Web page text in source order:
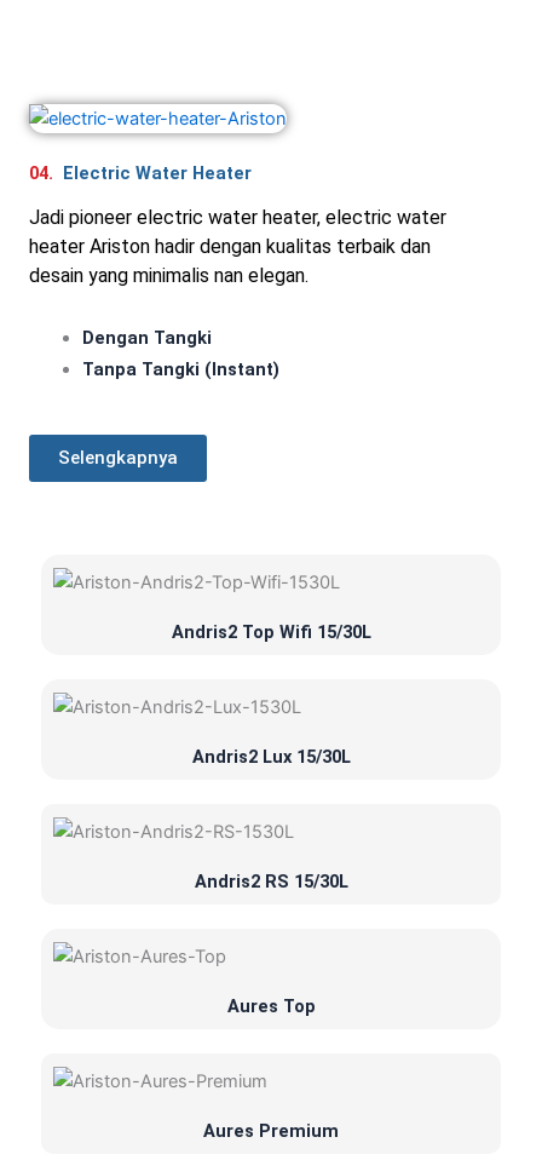
04. Electric Water Heater
Jadi pioneer electric water heater, electric water
heater Ariston hadir dengan kualitas terbaik dan
desain yang minimalis nan elegan.
Dengan Tangki
Tanpa Tangki (Instant)
Selengkapnya
Andris2 Top Wifi 15/30L
Andris2 Lux 15/30L
Andris2 RS 15/30L
Aures Top
Aures Premium